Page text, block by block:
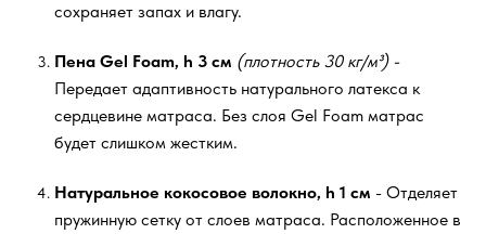
сохраняет запах и влагу.
Пена Gel Foam, h 3 см (плотность 30 кг/м³) -
Передает адаптивность натурального латекса к
сердцевине матраса. Без слоя Gel Foam матрас
будет слишком жестким.
Натуральное кокосовое волокно, h 1 см - Отделяет
пружинную сетку от слоев матраса. Расположенное в